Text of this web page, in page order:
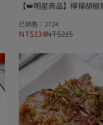
【👑明星商品】檸檬胡
已銷售：2724
NT$134NT$215